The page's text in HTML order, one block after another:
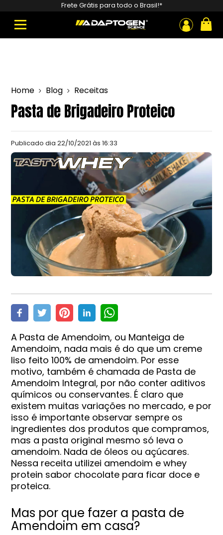
Frete Grátis para todo o Brasil!*
ou
produtos
Home Blog Receitas
Pasta de Brigadeiro Proteico
Publicado dia22/10/2021 às 16:33
A Pasta de Amendoim, ou Manteiga de
Amendoim, nada mais é do que um creme
liso feito 100% de amendoim. Por esse
motivo, também é chamada de Pasta de
Amendoim Integral, por não conter aditivos
químicos ou conservantes. É claro que
existem muitas variações no mercado, e por
isso é importante observar sempre os
ingredientes dos produtos que compramos,
mas a pasta original mesmo só leva o
amendoim. Nada de óleos ou açúcares.
Nessa receita utilizei amendoim e whey
protein sabor chocolate para ficar doce e
proteica.
Mas por que fazer a pasta de
Amendoim em casa?